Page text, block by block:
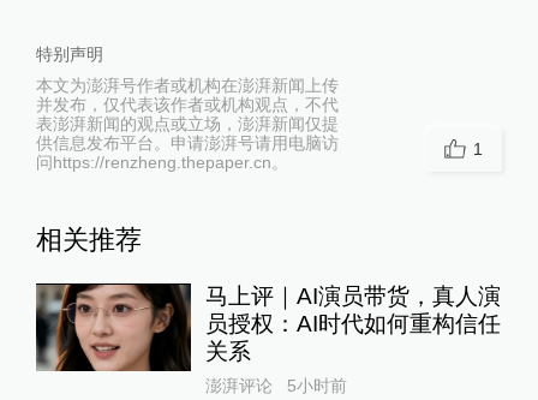
特别声明
本文为澎湃号作者或机构在澎湃新闻上传
并发布，仅代表该作者或机构观点，不代
表澎湃新闻的观点或立场，澎湃新闻仅提
供信息发布平台。申请澎湃号请用电脑访
问https://renzheng.thepaper.cn。
1
相关推荐
马上评｜AI演员带货，真人演
员授权：AI时代如何重构信任
关系
澎湃评论 5小时前